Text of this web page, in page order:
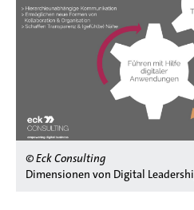
© Eck Consulting
Dimensionen von Digital